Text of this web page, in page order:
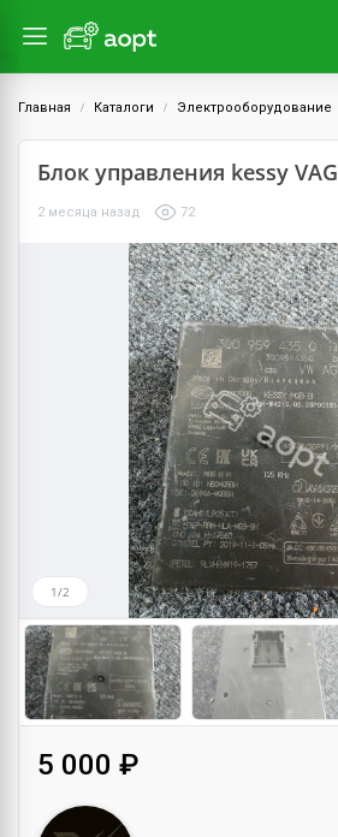
Главная Каталоги Электрооборудование
Блок управления kessy VAG
2 месяца назад 72
1/2
5 000 ₽